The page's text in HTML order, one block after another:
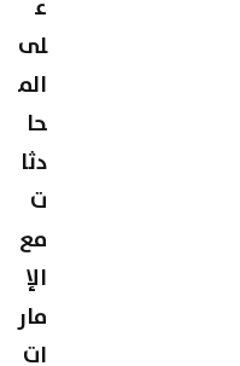
ع
لى
الم
حا
دثا
ت
مع
الإ
مار
ات